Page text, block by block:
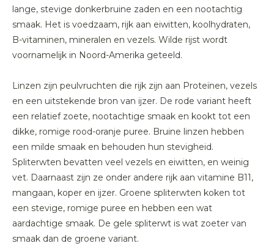
lange, stevige donkerbruine zaden en een nootachtig
smaak. Het is voedzaam, rijk aan eiwitten, koolhydraten,
B-vitaminen, mineralen en vezels. Wilde rijst wordt
voornamelijk in Noord-Amerika geteeld.
Linzen zijn peulvruchten die rijk zijn aan Proteïnen, vezels
en een uitstekende bron van ijzer. De rode variant heeft
een relatief zoete, nootachtige smaak en kookt tot een
dikke, romige rood-oranje puree. Bruine linzen hebben
een milde smaak en behouden hun stevigheid.
Spliterwten bevatten veel vezels en eiwitten, en weinig
vet. Daarnaast zijn ze onder andere rijk aan vitamine B11,
mangaan, koper en ijzer. Groene spliterwten koken tot
een stevige, romige puree en hebben een wat
aardachtige smaak. De gele spliterwt is wat zoeter van
smaak dan de groene variant.